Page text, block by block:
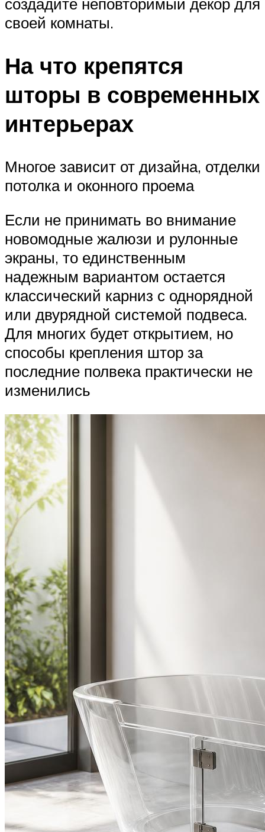
создадите неповторимый декор для
своей комнаты.
На что крепятся
шторы в современных
интерьерах
Многое зависит от дизайна, отделки
потолка и оконного проема
Если не принимать во внимание
новомодные жалюзи и рулонные
экраны, то единственным
надежным вариантом остается
классический карниз с однорядной
или двурядной системой подвеса.
Для многих будет открытием, но
способы крепления штор за
последние полвека практически не
изменились